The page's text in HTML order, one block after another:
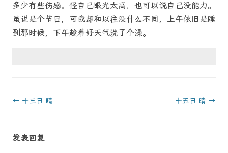
多少有些伤感。怪自己眼光太高，也可以说自己没能力。
虽说是个节日，可我却和以往没什么不同，上午依旧是睡
到那时候，下午趁着好天气洗了个澡。
文
航
← 十三日 晴 十五日 晴 →
发表回复